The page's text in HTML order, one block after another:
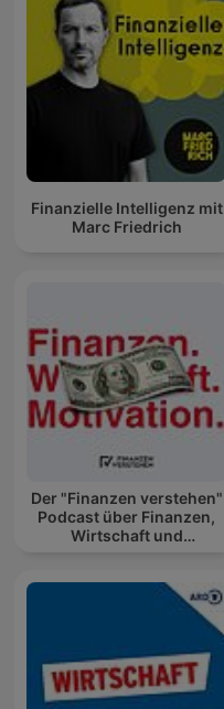
Finanzielle Intelligenz mit
Marc Friedrich
Der "Finanzen verstehen"
Podcast über Finanzen,
Wirtschaft und